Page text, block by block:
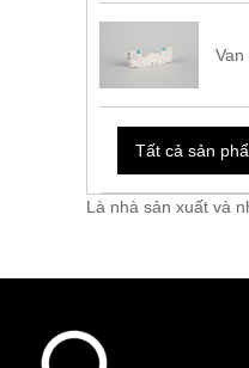
Tất cả sản
Là nhà sản xuất và